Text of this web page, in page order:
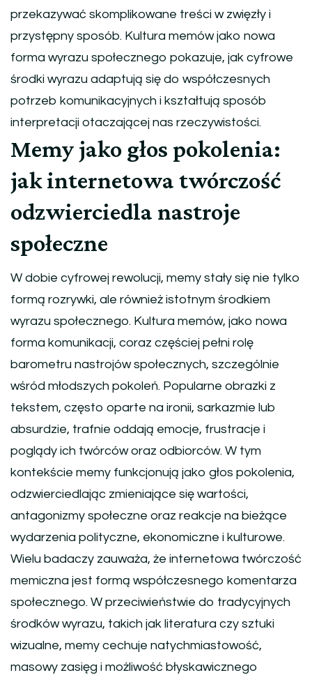
przekazywać skomplikowane treści w zwięzły i
przystępny sposób. Kultura memów jako nowa
forma wyrazu społecznego pokazuje, jak cyfrowe
środki wyrazu adaptują się do współczesnych
potrzeb komunikacyjnych i kształtują sposób
interpretacji otaczającej nas rzeczywistości.
Memy jako głos pokolenia:
jak internetowa twórczość
odzwierciedla nastroje
społeczne
W dobie cyfrowej rewolucji, memy stały się nie tylko
formą rozrywki, ale również istotnym środkiem
wyrazu społecznego. Kultura memów, jako nowa
forma komunikacji, coraz częściej pełni rolę
barometru nastrojów społecznych, szczególnie
wśród młodszych pokoleń. Popularne obrazki z
tekstem, często oparte na ironii, sarkazmie lub
absurdzie, trafnie oddają emocje, frustracje i
poglądy ich twórców oraz odbiorców. W tym
kontekście memy funkcjonują jako głos pokolenia,
odzwierciedlając zmieniające się wartości,
antagonizmy społeczne oraz reakcje na bieżące
wydarzenia polityczne, ekonomiczne i kulturowe.
Wielu badaczy zauważa, że internetowa twórczość
memiczna jest formą współczesnego komentarza
społecznego. W przeciwieństwie do tradycyjnych
środków wyrazu, takich jak literatura czy sztuki
wizualne, memy cechuje natychmiastowość,
masowy zasięg i możliwość błyskawicznego